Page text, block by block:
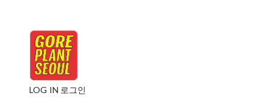
LOG IN 로그인